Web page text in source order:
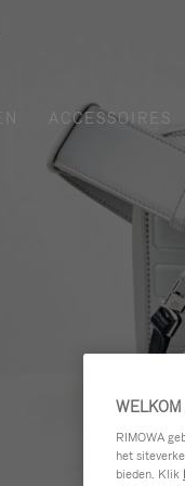
ACCESSOIRES
RIMOWA
het
bieden. Klik